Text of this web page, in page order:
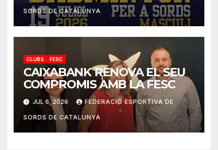
SORDS DE CATALUNYA
CLUBS FESC
CAIXABANK RENOVA EL SEU
COMPROMIS AMB LA FESC
JUL 6, 2026 FEDERACIÓ ESPORTIVA DE
SORDS DE CATALUNYA